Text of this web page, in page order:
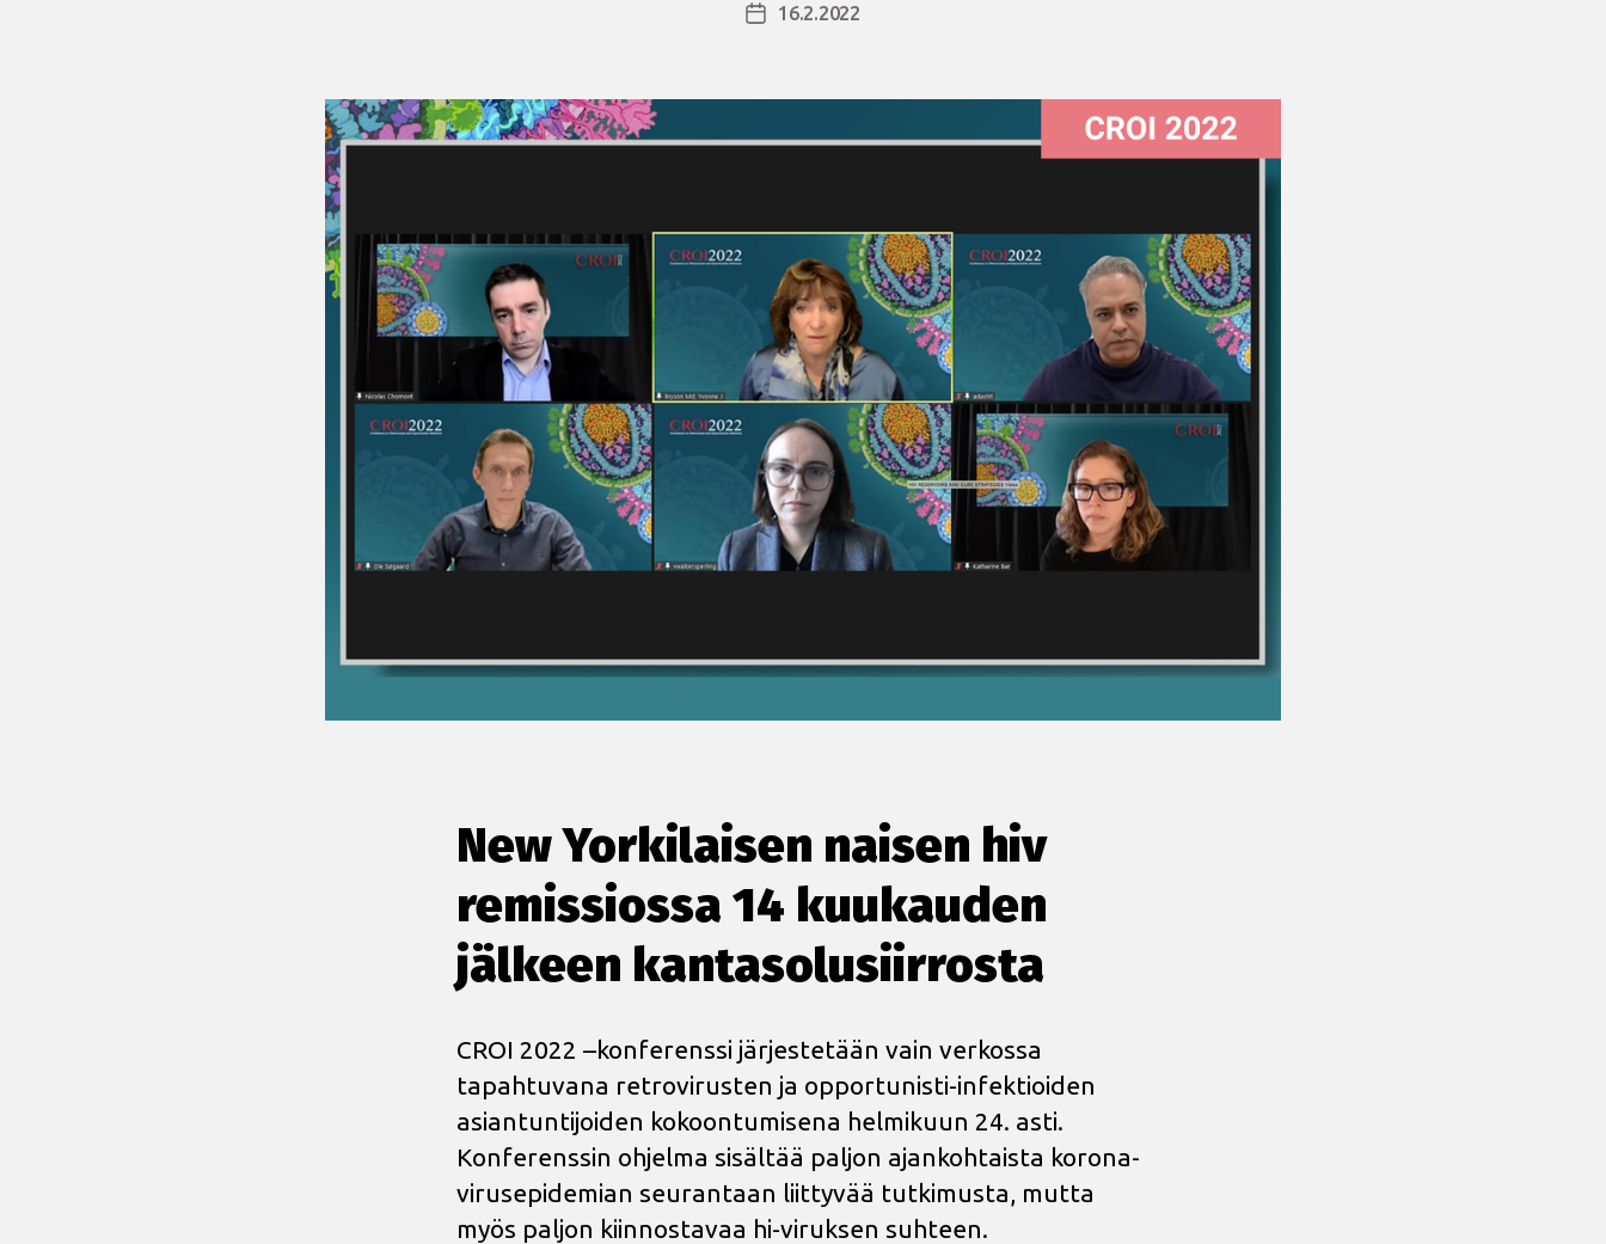
Julkaisupäivämäärä
16.2.2022
New Yorkilaisen naisen hiv
remissiossa 14 kuukauden
jälkeen kantasolusiirrosta
CROI 2022 –konferenssi järjestetään vain verkossa
tapahtuvana retrovirusten ja opportunisti-infektioiden
asiantuntijoiden kokoontumisena helmikuun 24. asti.
Konferenssin ohjelma sisältää paljon ajankohtaista korona-
virusepidemian seurantaan liittyvää tutkimusta, mutta
myös paljon kiinnostavaa hi-viruksen suhteen.